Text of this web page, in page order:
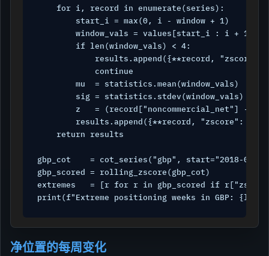
    for i, record in enumerate(series):
        start_i = max(0, i - window + 1)
        window_vals = values[start_i : i + 1]
        if len(window_vals) < 4:
results.append({**record, "zscore":
            continue
        mu  = statistics.mean(window_vals)
        sig = statistics.stdev(window_vals)
z   = (record["noncommercial_net"] -
results.append({**record, "zscore":
    return results
gbp_cot    = cot_series("gbp", start="2018-01-
gbp_scored = rolling_zscore(gbp_cot)
extremes   = [r for r in gbp_scored if
print(f"Extreme positioning weeks in GBP:
净位置的每周变化